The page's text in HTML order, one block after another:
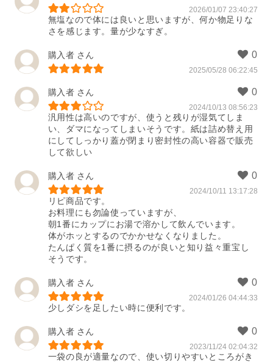
2026/01/07 23:40:27
無塩なので体には良いと思いますが、何か物足りな
さを感じます。量が少なすぎ。
購入者
2025/05/28 06:22:45
購入者
2024/10/13 08:56:23
汎用性は高いのですが、使うと残りが湿気てしま
い、ダマになってしまいそうです。紙は詰め替え用
にしてしっかり蓋が閉まり密封性の高い容器で販売
して欲しい
購入者
2024/10/11 13:17:28
リピ商品です。
お料理にも勿論使っていますが、
朝1番にカップにお湯で溶かして飲んでいます。
体がホッとするのでかかせなくなりました。
たんぱく質を1番に摂るのが良いと知り益々重宝し
そうです。
購入者
2024/01/26 04:44:33
少しダシを足したい時に便利です。
購入者
2023/11/24 02:04:32
一袋の良が適量なので、使い切りやすいところがき